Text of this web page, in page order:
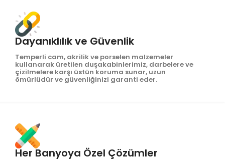
Dayanıklılık ve Güvenlik
Temperli cam, akrilik ve porselen malzemeler
kullanarak üretilen duşakabinlerimiz, darbelere ve
çizilmelere karşı üstün koruma sunar, uzun
ömürlüdür ve güvenliğinizi garanti eder.
Her Banyoya Özel Çözümler